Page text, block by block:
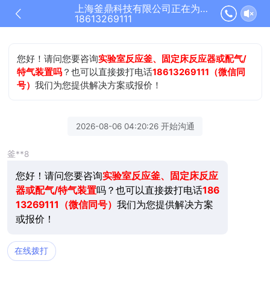
上海釜鼎科技有限公司正在为您服务
18613269111
您好！请问您要咨询实验室反应釜、固定床反应器或配气/
特气装置吗 ？也可以直接拨打电话18613269111（微信同
号）我们为您提供解决方案或报价！
2026-08-06 04:20:26 开始沟通
釜**8
您好！请问您要咨询实验室反应釜、固定床反应
器或配气/特气装置吗？也可以直接拨打电话186
13269111（微信同号） 我们为您提供解决方案
或报价！
在线拨打